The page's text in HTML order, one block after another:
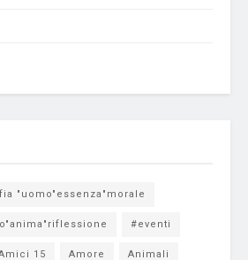
"uomo"essenza"morale
#eventi
15 Amore Animali